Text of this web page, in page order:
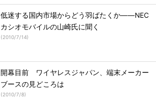
低迷する国内市場からどう羽ばたくか――NEC
カシオモバイルの山崎氏に聞く
(2010/7/14)
開幕目前 ワイヤレスジャパン、端末メーカー
ブースの見どころは
(2010/7/8)